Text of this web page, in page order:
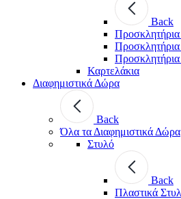
Back
Προσκλητήρια
Προσκλητήρια
Προσκλητήρια
Καρτελάκια
Διαφημιστικά Δώρα
Back
Όλα τα Διαφημιστικά Δώρα
Στυλό
Back
Πλαστικά